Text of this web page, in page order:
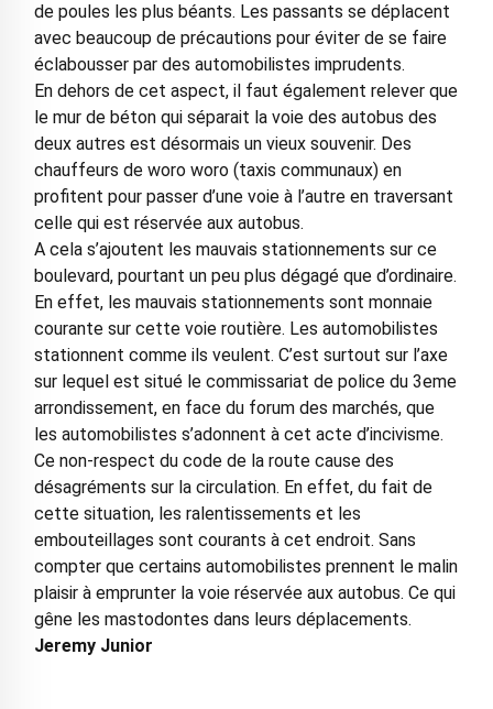
de poules les plus béants. Les passants se déplacent
avec beaucoup de précautions pour éviter de se faire
éclabousser par des automobilistes imprudents.
En dehors de cet aspect, il faut également relever que
le mur de béton qui séparait la voie des autobus des
deux autres est désormais un vieux souvenir. Des
chauffeurs de woro woro (taxis communaux) en
profitent pour passer d’une voie à l’autre en traversant
celle qui est réservée aux autobus.
A cela s’ajoutent les mauvais stationnements sur ce
boulevard, pourtant un peu plus dégagé que d’ordinaire.
En effet, les mauvais stationnements sont monnaie
courante sur cette voie routière. Les automobilistes
stationnent comme ils veulent. C’est surtout sur l’axe
sur lequel est situé le commissariat de police du 3eme
arrondissement, en face du forum des marchés, que
les automobilistes s’adonnent à cet acte d’incivisme.
Ce non-respect du code de la route cause des
désagréments sur la circulation. En effet, du fait de
cette situation, les ralentissements et les
embouteillages sont courants à cet endroit. Sans
compter que certains automobilistes prennent le malin
plaisir à emprunter la voie réservée aux autobus. Ce qui
gêne les mastodontes dans leurs déplacements.
Jeremy Junior